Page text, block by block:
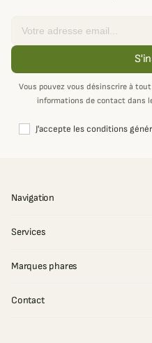
Vous pouvez vous désinscrire à
informations de contact dans
J'accepte les conditions
Navigation
Services
Marques phares
Contact